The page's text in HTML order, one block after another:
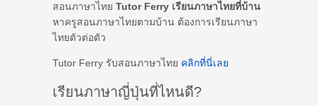
สอนภาษาไทย Tutor Ferry เรียนภาษาไทยที่บ้าน
หาครูสอนภาษาไทยตามบ้าน ต้องการเรียนภาษา
ไทยตัวต่อตัว
Tutor Ferry รับสอนภาษาไทย คลิกที่นี่เลย
เรียนภาษาญี่ปุ่นที่ไหนดี?